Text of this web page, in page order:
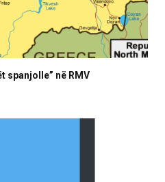
spanjolle” në RMV